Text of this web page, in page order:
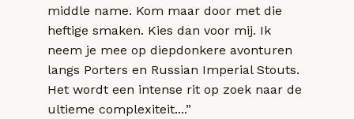
middle name. Kom maar door met die
heftige smaken. Kies dan voor mij. Ik
neem je mee op diepdonkere avonturen
langs Porters en Russian Imperial Stouts.
Het wordt een intense rit op zoek naar de
ultieme complexiteit....”